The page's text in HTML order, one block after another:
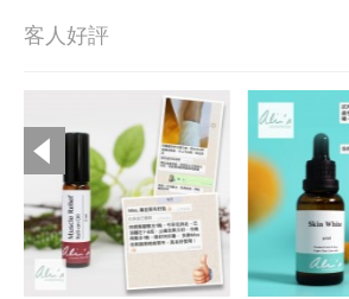
客人好評